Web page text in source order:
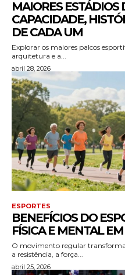
MAIORES
CAPACIDADE,
DE CADA UM
Explorar os maiores palcos
arquitetura e a...
abril 28, 2026
ESPORTES
BENEFÍCIOS DO
FÍSICA E MENTAL
O movimento regular
a resistência, a força...
abril 25, 2026